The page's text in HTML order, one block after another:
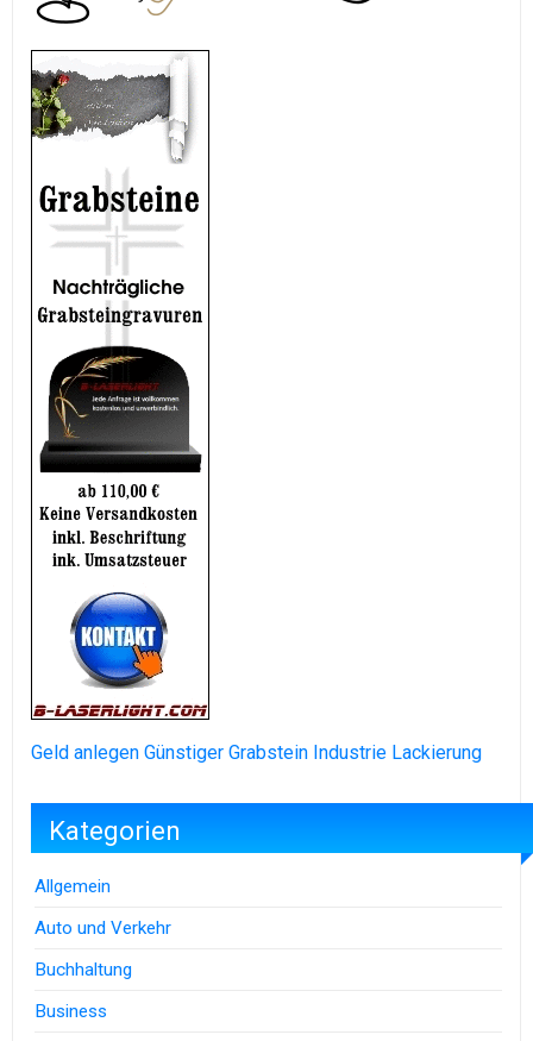
Geld anlegen Günstiger Grabstein Industrie Lackierung
Kategorien
Allgemein
Auto und Verkehr
Buchhaltung
Business